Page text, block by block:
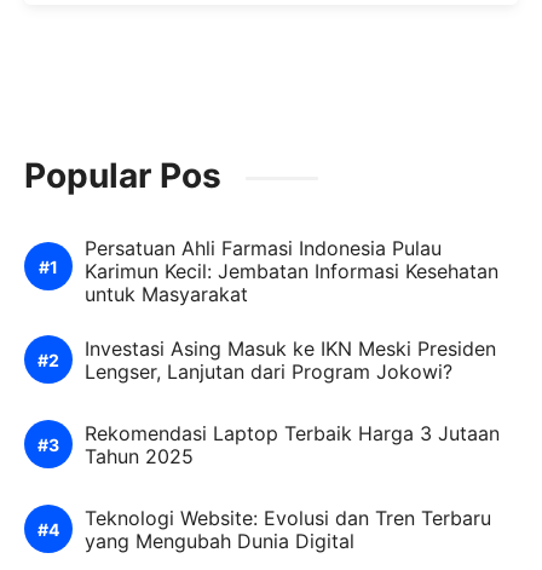
Popular Pos
Persatuan Ahli Farmasi Indonesia Pulau
Karimun Kecil: Jembatan Informasi Kesehatan
untuk Masyarakat
Investasi Asing Masuk ke IKN Meski Presiden
Lengser, Lanjutan dari Program Jokowi?
Rekomendasi Laptop Terbaik Harga 3 Jutaan
Tahun 2025
Teknologi Website: Evolusi dan Tren Terbaru
yang Mengubah Dunia Digital